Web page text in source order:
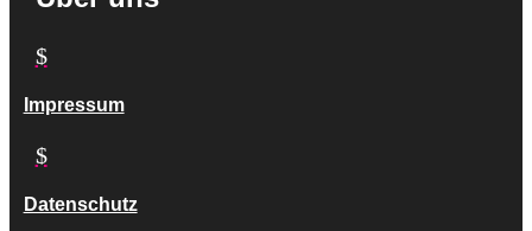
$
Impressum
$
Datenschutz